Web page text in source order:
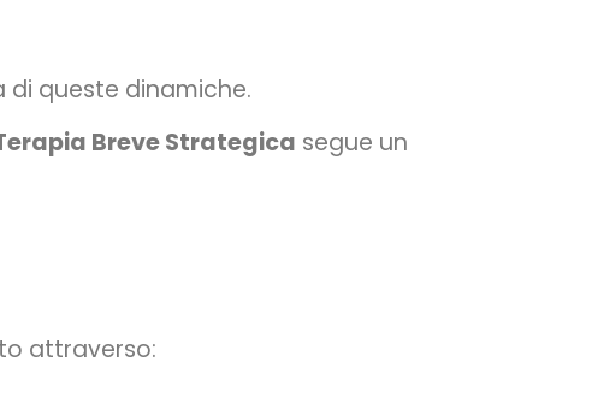
di queste dinamiche.
Breve Strategica segue un
attraverso: